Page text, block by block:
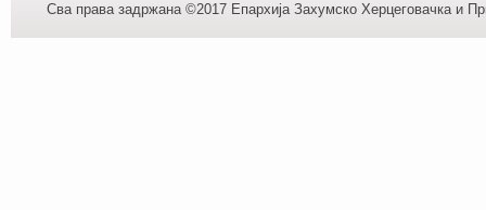
Сва права задржана ©2017 Епархија Захумско Херцеговачка и